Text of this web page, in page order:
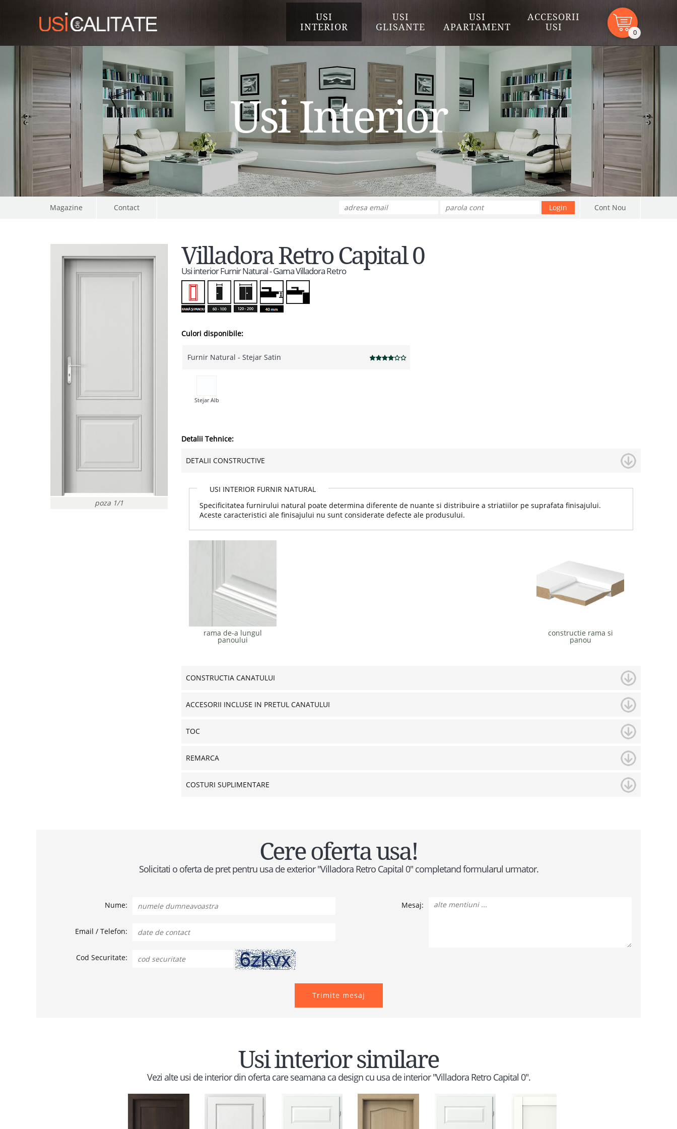
0
USI
INTERIOR
USI
GLISANTE
USI
APARTAMENT
ACCESORII
USI
Usi Interior
Magazine Contact Cont Nou
poza 1/1
Villadora Retro Capital 0
Usi interior Furnir Natural - Gama Villadora Retro
Culori disponibile:
Furnir Natural - Stejar Satin
Stejar Alb
Detalii Tehnice:
DETALII CONSTRUCTIVE
USI INTERIOR FURNIR NATURAL
Specificitatea furnirului natural poate determina diferente de nuante si distribuire a striatiilor pe suprafata finisajului.
Aceste caracteristici ale finisajului nu sunt considerate defecte ale produsului.
rama de-a lungul
panoului
constructie rama si
panou
CONSTRUCTIA CANATULUI
ACCESORII INCLUSE IN PRETUL CANATULUI
TOC
REMARCA
COSTURI SUPLIMENTARE
Cere oferta usa!
Solicitati o oferta de pret pentru usa de exterior "Villadora Retro Capital 0" completand formularul urmator.
Nume:
Email / Telefon:
Cod Securitate:
Mesaj:
Trimite mesaj
Usi interior similare
Vezi alte usi de interior din oferta care seamana ca design cu usa de interior "Villadora Retro Capital 0".